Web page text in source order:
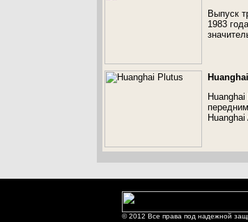
Выпуск
1983
© 2012 Все права под надежной